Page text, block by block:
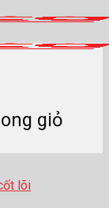
lõi
giỏ